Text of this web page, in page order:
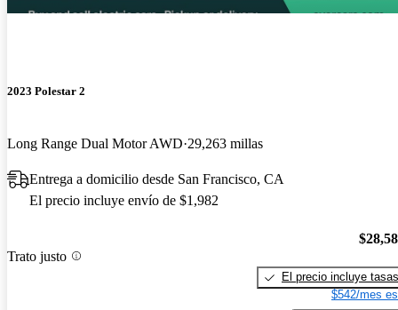
2023 Polestar 2
Long Range Dual Motor AWD 29,263 millas
Entrega a domicilio desde San Francisco, CA
El precio incluye envío de $1,982
Trato justo
El precio incluye tasas
$542/mes